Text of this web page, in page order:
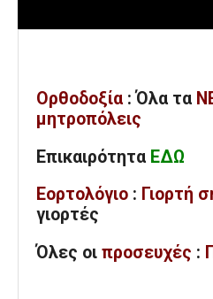
Ορθοδοξία : Όλα τα
μητροπόλεις
Επικαιρότητα ΕΔΩ
Εορτολόγιο : Γιορτή
γιορτές
Όλες οι προσευχές :